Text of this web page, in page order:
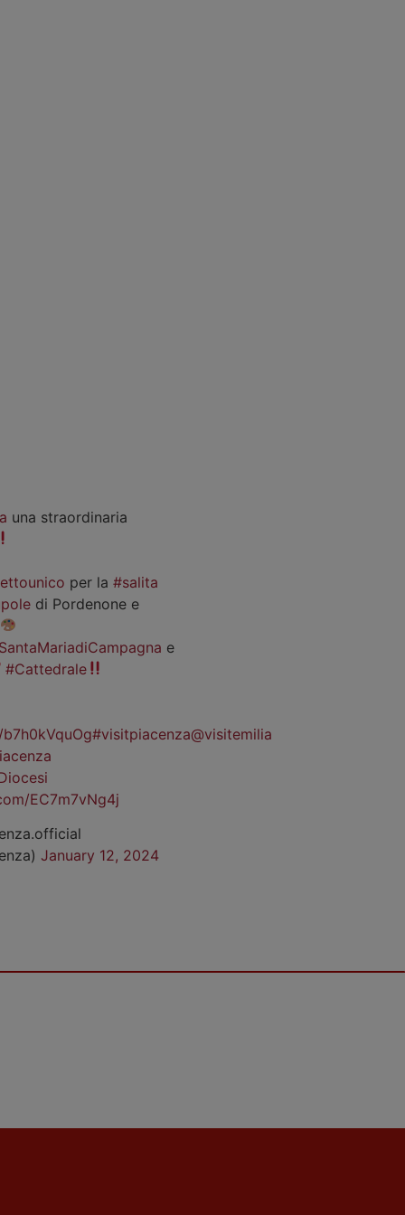
una straordinaria
per la#salita
di Pordenone e
e
#Cattedrale
#visitpiacenza@visitemilia
EC7m7vNg4j
January 12, 2024